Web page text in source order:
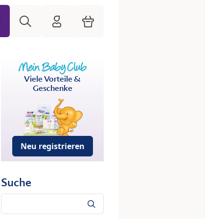
HiPP Mein Babyclub
Warenkorb
Viele Vorteile &
Geschenke
Neu registrieren
Suche